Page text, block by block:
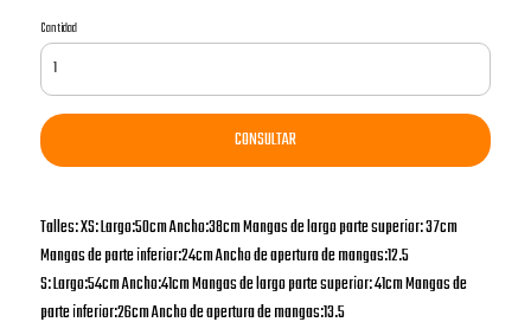
Cantidad
CONSULTAR
Talles: XS: Largo:50cm Ancho:38cm Mangas de largo parte superior: 37cm
Mangas de parte inferior:24cm Ancho de apertura de mangas:12.5
S: Largo:54cm Ancho:41cm Mangas de largo parte superior: 41cm Mangas de
parte inferior:26cm Ancho de apertura de mangas:13.5